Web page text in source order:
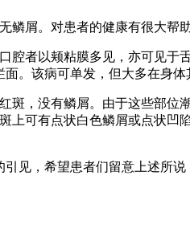
鳞屑。对患者的健康有很大帮助
腔者以颊粘膜多见，亦可见于
。该病可单发，但大多在身体
斑，没有鳞屑。由于这些部位
上可有点状白色鳞屑或点状凹
见，希望患者们留意上述所